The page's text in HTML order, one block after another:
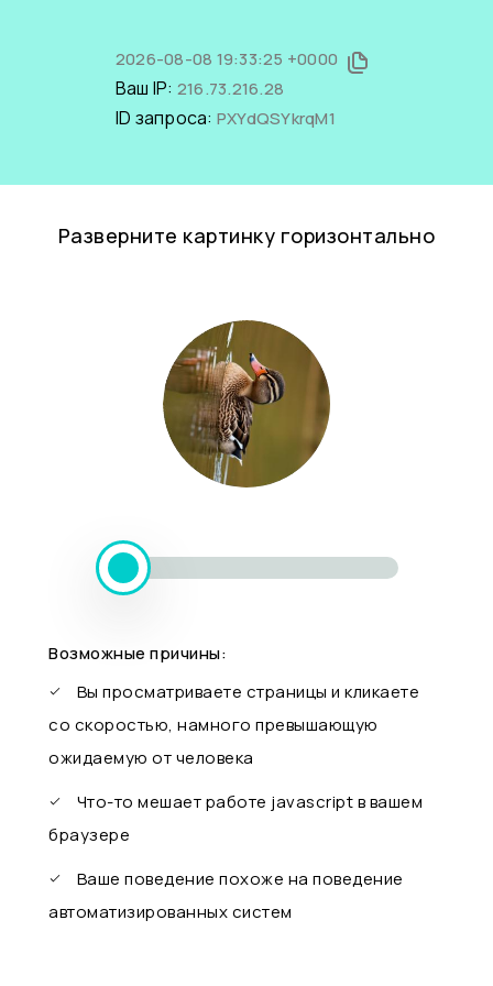
2026-08-08 19:33:25 +0000
Ваш IP: 216.73.216.28
ID запроса: PXYdQSYkrqM1
Разверните картинку горизонтально
Возможные причины:
Вы просматриваете страницы и кликаете
со скоростью, намного превышающую
ожидаемую от человека
Что-то мешает работе javascript в вашем
браузере
Ваше поведение похоже на поведение
автоматизированных систем